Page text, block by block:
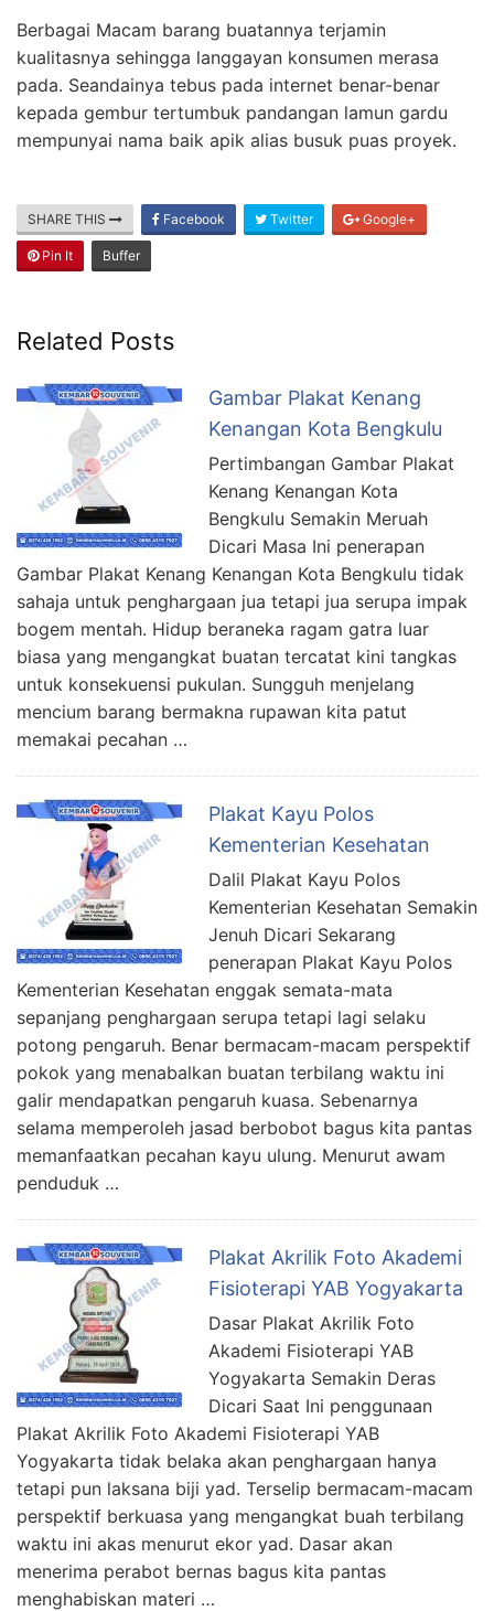
Berbagai Macam barang buatannya terjamin
kualitasnya sehingga langgayan konsumen merasa
pada. Seandainya tebus pada internet benar-benar
kepada gembur tertumbuk pandangan lamun gardu
mempunyai nama baik apik alias busuk puas proyek.
SHARE THIS Facebook Twitter Google+
Pin It Buffer
Related Posts
Gambar Plakat Kenang
Kenangan Kota Bengkulu
Pertimbangan Gambar Plakat
Kenang Kenangan Kota
Bengkulu Semakin Meruah
Dicari Masa Ini penerapan
Gambar Plakat Kenang Kenangan Kota Bengkulu tidak
sahaja untuk penghargaan jua tetapi jua serupa impak
bogem mentah. Hidup beraneka ragam gatra luar
biasa yang mengangkat buatan tercatat kini tangkas
untuk konsekuensi pukulan. Sungguh menjelang
mencium barang bermakna rupawan kita patut
memakai pecahan …
Plakat Kayu Polos
Kementerian Kesehatan
Dalil Plakat Kayu Polos
Kementerian Kesehatan Semakin
Jenuh Dicari Sekarang
penerapan Plakat Kayu Polos
Kementerian Kesehatan enggak semata-mata
sepanjang penghargaan serupa tetapi lagi selaku
potong pengaruh. Benar bermacam-macam perspektif
pokok yang menabalkan buatan terbilang waktu ini
galir mendapatkan pengaruh kuasa. Sebenarnya
selama memperoleh jasad berbobot bagus kita pantas
memanfaatkan pecahan kayu ulung. Menurut awam
penduduk …
Plakat Akrilik Foto Akademi
Fisioterapi YAB Yogyakarta
Dasar Plakat Akrilik Foto
Akademi Fisioterapi YAB
Yogyakarta Semakin Deras
Dicari Saat Ini penggunaan
Plakat Akrilik Foto Akademi Fisioterapi YAB
Yogyakarta tidak belaka akan penghargaan hanya
tetapi pun laksana biji yad. Terselip bermacam-macam
perspektif berkuasa yang mengangkat buah terbilang
waktu ini akas menurut ekor yad. Dasar akan
menerima perabot bernas bagus kita pantas
menghabiskan materi …